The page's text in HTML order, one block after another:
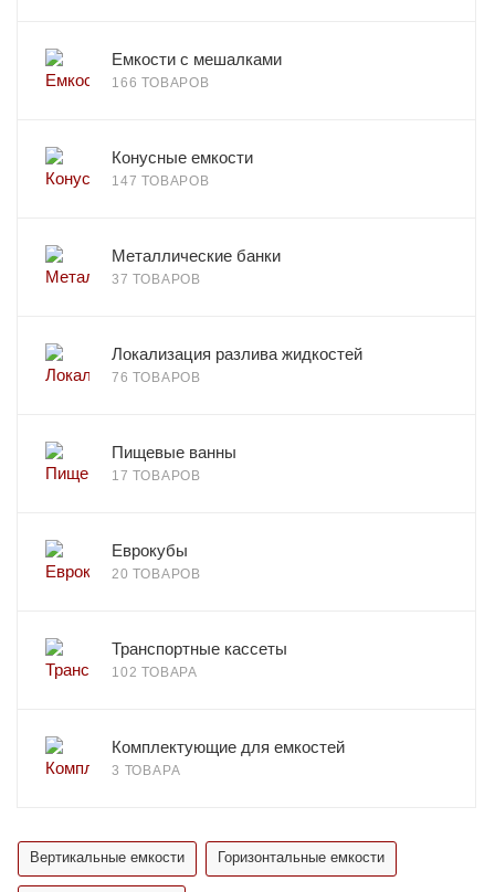
Емкости с мешалками
166 ТОВАРОВ
Конусные емкости
147 ТОВАРОВ
Металлические банки
37 ТОВАРОВ
Локализация разлива жидкостей
76 ТОВАРОВ
Пищевые ванны
17 ТОВАРОВ
Еврокубы
20 ТОВАРОВ
Транспортные кассеты
102 ТОВАРА
Комплектующие для емкостей
3 ТОВАРА
Вертикальные емкости Горизонтальные емкости